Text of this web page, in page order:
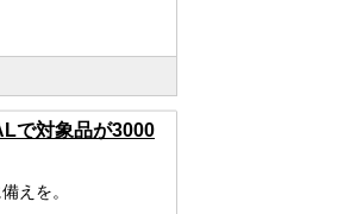
で対象品が3000
えを。